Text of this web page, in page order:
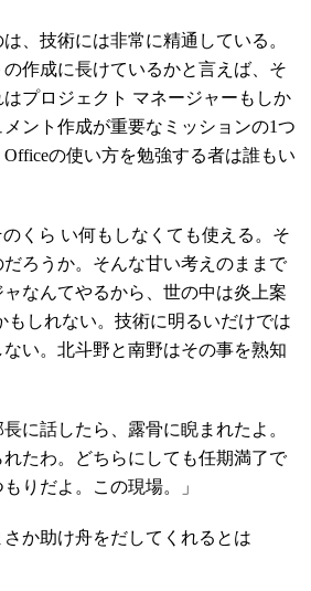
、技術には非常に精通している。
作成に長けているかと言えば、そ
プロジェクト マネージャーもしか
ント作成が重要なミッションの1つ
の使い方を勉強する者は誰もい
くら い何もしなくても使える。そ
ろうか。そんな甘い考えのままで
なんてやるから、世の中は炎上案
もしれない。技術に明るいだけでは
い。北斗野と南野はその事を熟知
に話したら、露骨に睨まれたよ。
たわ。どちらにしても任期満了で
りだよ。この現場。」
さか助け舟をだしてくれるとは